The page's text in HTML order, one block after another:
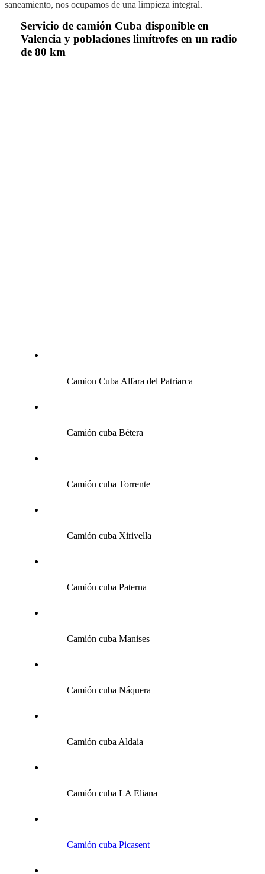
saneamiento, nos ocupamos de una limpieza integral.
Servicio de camión Cuba disponible en
Valencia y poblaciones limítrofes en un radio
de 80 km
Camion Cuba Alfara del Patriarca
Camión cuba Bétera
Camión cuba Torrente
Camión cuba Xirivella
Camión cuba Paterna
Camión cuba Manises
Camión cuba Náquera
Camión cuba Aldaia
Camión cuba LA Eliana
Camión cuba Picasent